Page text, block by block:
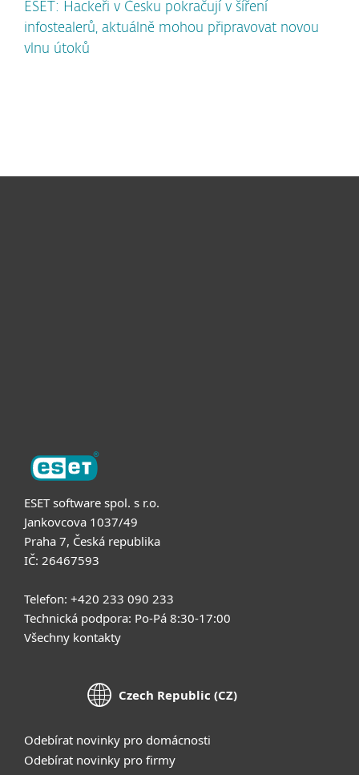
ESET: Hackeři v Česku pokračují v šíření
infostealerů, aktuálně mohou připravovat novou
vlnu útoků
ESET software spol. s r.o.
Jankovcova 1037/49
Praha 7, Česká republika
IČ: 26467593
Telefon: +420 233 090 233
Technická podpora: Po-Pá 8:30-17:00
Všechny kontakty
Czech Republic (CZ)
Odebírat novinky pro domácnosti
Odebírat novinky pro firmy